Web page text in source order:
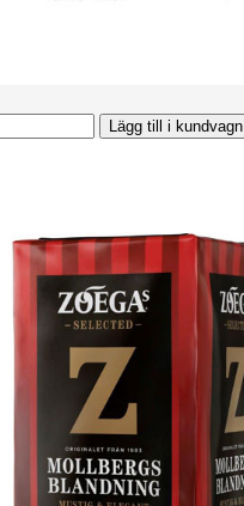
Lägg till i kundvagn